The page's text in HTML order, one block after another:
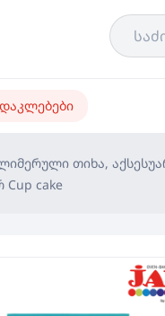
თიხა,
Cup cake